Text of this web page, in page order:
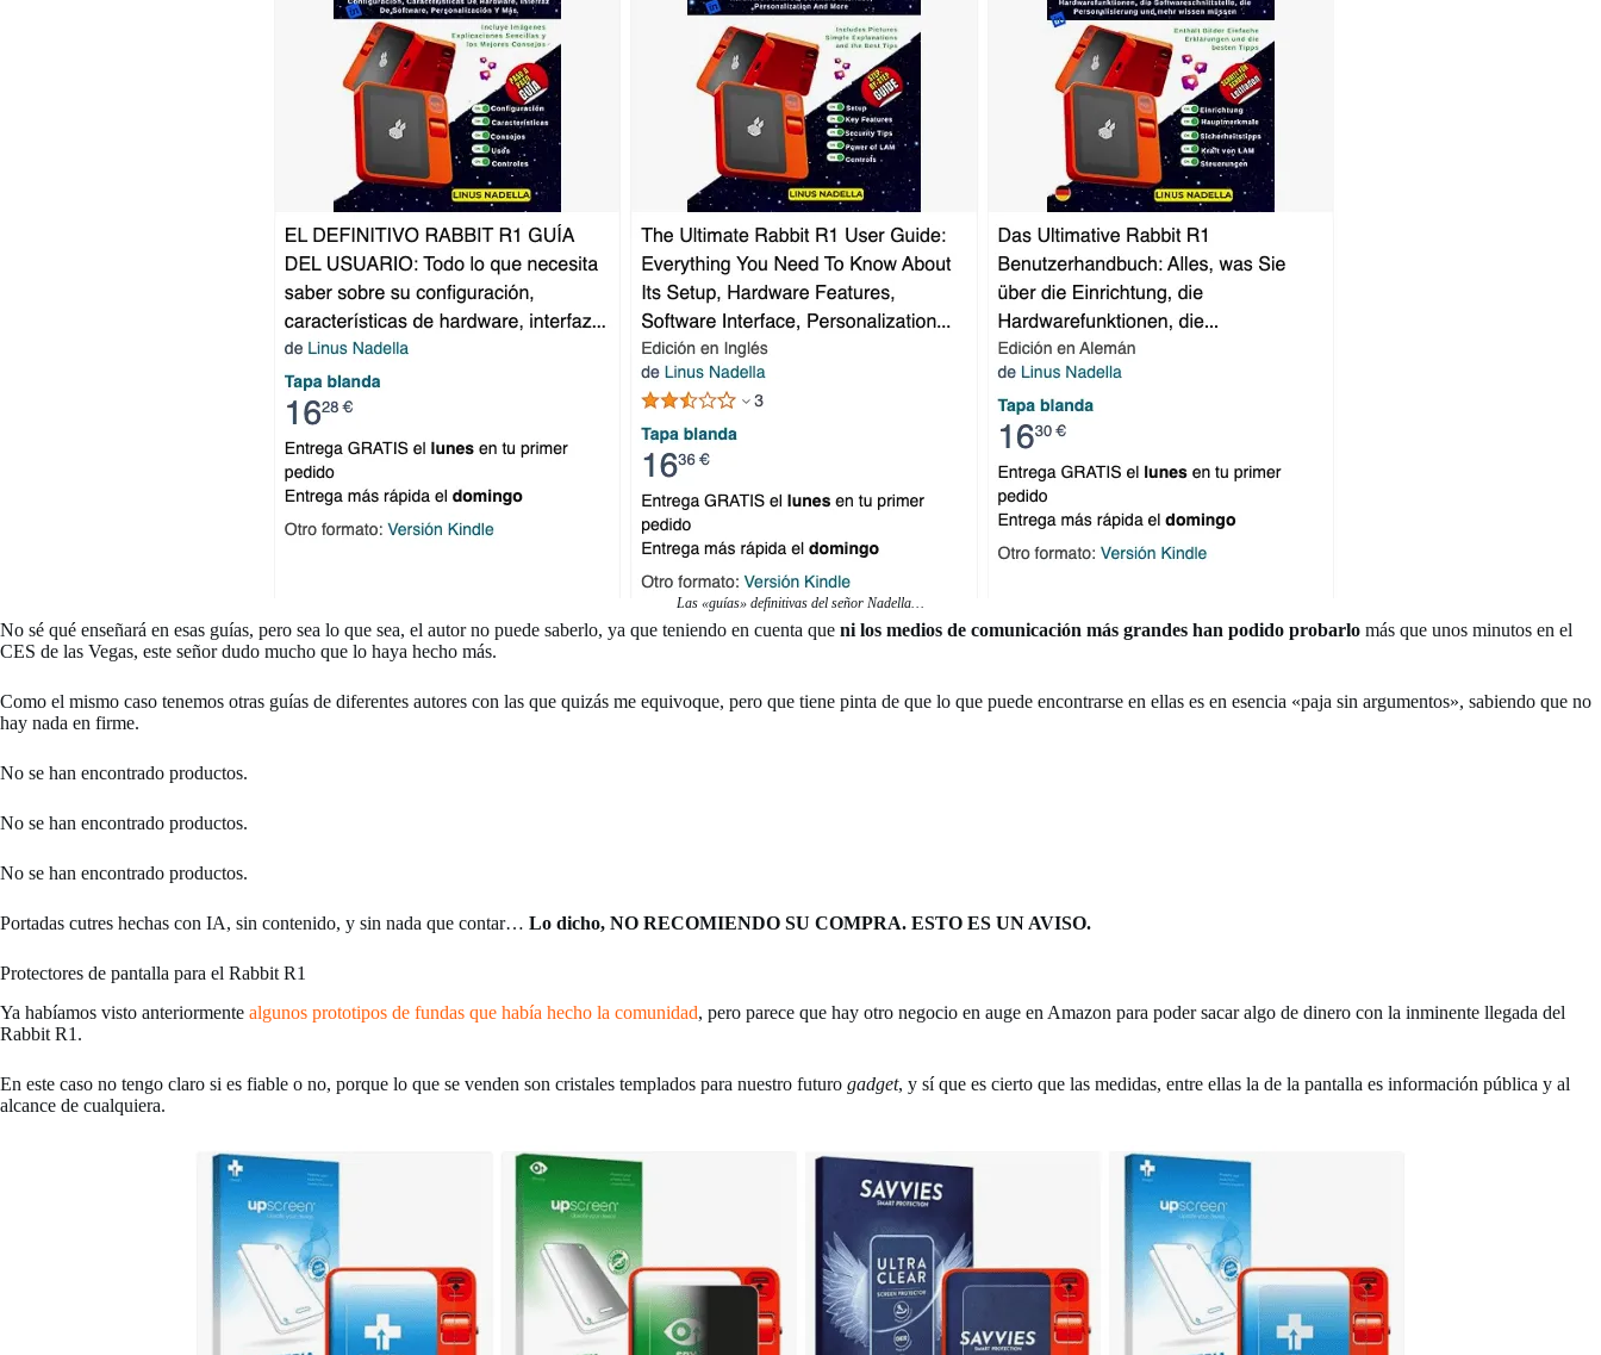
Las «guías» definitivas del señor Nadella…
No sé qué enseñará en esas guías, pero sea lo que sea, el autor no puede saberlo, ya que teniendo en cuenta que ni los medios de comunicación más grandes han podido probarlo más que unos minutos en el
CES de las Vegas, este señor dudo mucho que lo haya hecho más.
Como el mismo caso tenemos otras guías de diferentes autores con las que quizás me equivoque, pero que tiene pinta de que lo que puede encontrarse en ellas es en esencia «paja sin argumentos», sabiendo que no
hay nada en firme.
No se han encontrado productos.
No se han encontrado productos.
No se han encontrado productos.
Portadas cutres hechas con IA, sin contenido, y sin nada que contar… Lo dicho, NO RECOMIENDO SU COMPRA. ESTO ES UN AVISO.
Protectores de pantalla para el Rabbit R1
Ya habíamos visto anteriormente algunos prototipos de fundas que había hecho la comunidad, pero parece que hay otro negocio en auge en Amazon para poder sacar algo de dinero con la inminente llegada del
Rabbit R1.
En este caso no tengo claro si es fiable o no, porque lo que se venden son cristales templados para nuestro futuro gadget, y sí que es cierto que las medidas, entre ellas la de la pantalla es información pública y al
alcance de cualquiera.